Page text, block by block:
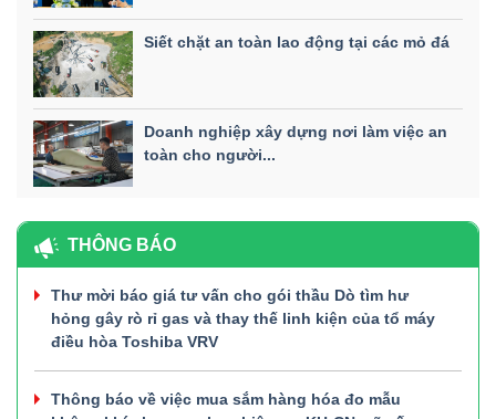
Siết chặt an toàn lao động tại các mỏ đá
Doanh nghiệp xây dựng nơi làm việc an
toàn cho người...
THÔNG BÁO
Thư mời báo giá tư vấn cho gói thầu Dò tìm hư
hỏng gây rò rỉ gas và thay thế linh kiện của tổ máy
điều hòa Toshiba VRV
Thông báo về việc mua sắm hàng hóa đo mẫu